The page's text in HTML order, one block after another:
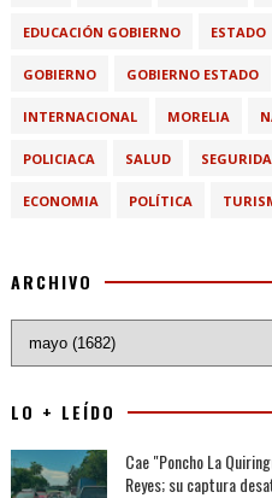
EDUCACIÓN GOBIERNO ESTADO
GOBIERNO GOBIERNO ESTADO
INTERNACIONAL MORELIA
POLICIACA SALUD
ECONOMIA POLÍTICA
ARCHIVO
LO + LEÍDO
Cae "Poncho La
Reyes; su captura